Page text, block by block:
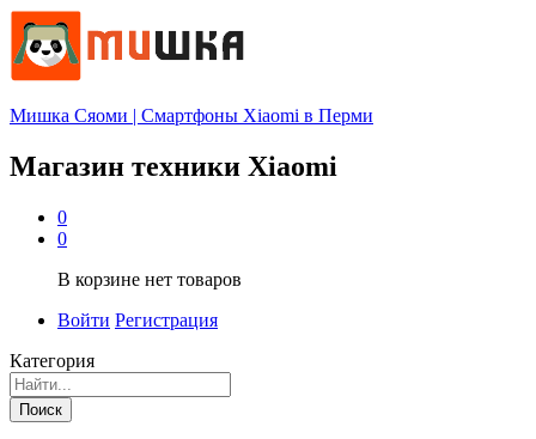
Мишка Сяоми | Смартфоны Xiaomi в Перми
Магазин техники Xiaomi
0
0
В корзине нет товаров
Войти Регистрация
Категория
Поиск